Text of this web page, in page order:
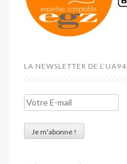
LA NEWSLETTER DE L’UA94